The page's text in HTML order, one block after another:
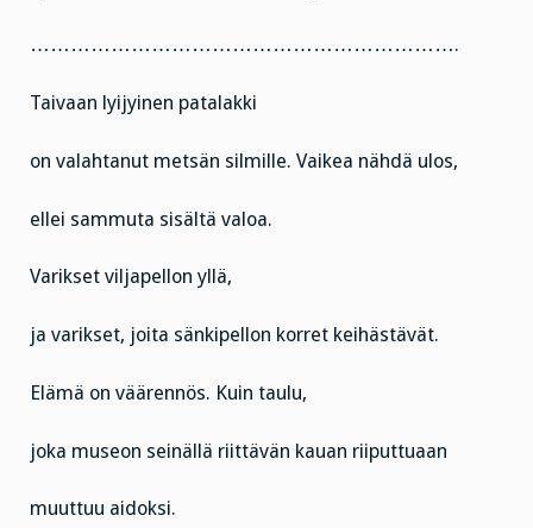
……………………………………………………….
Taivaan lyijyinen patalakki
on valahtanut metsän silmille. Vaikea nähdä ulos,
ellei sammuta sisältä valoa.
Varikset viljapellon yllä,
ja varikset, joita sänkipellon korret keihästävät.
Elämä on väärennös. Kuin taulu,
joka museon seinällä riittävän kauan riiputtuaan
muuttuu aidoksi.